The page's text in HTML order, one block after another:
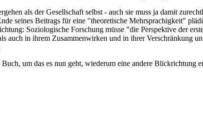
als der Gesellschaft selbst - auch sie muss ja damit
seines Beitrags für eine "theoretische Mehrsprachigkeit"
Soziologische Forschung müsse "die Perspektive der
auch in ihrem Zusammenwirken und in ihrer Verschränkung
um das es nun geht, wiederum eine andere Blickrichtung